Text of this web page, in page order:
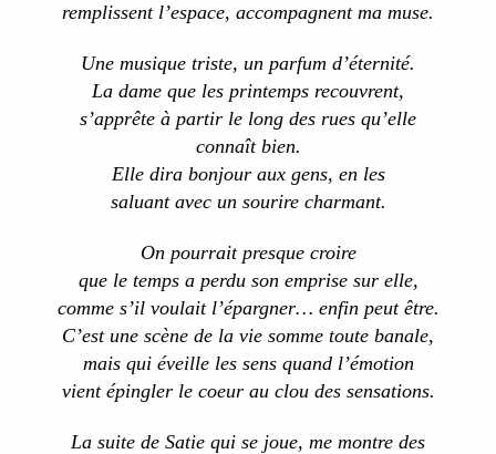
remplissent l’espace, accompagnent ma muse.
Une musique triste, un parfum d’éternité.
La dame que les printemps recouvrent,
s’apprête à partir le long des rues qu’elle
connaît bien.
Elle dira bonjour aux gens, en les
saluant avec un sourire charmant.
On pourrait presque croire
que le temps a perdu son emprise sur elle,
comme s’il voulait l’épargner… enfin peut être.
C’est une scène de la vie somme toute banale,
mais qui éveille les sens quand l’émotion
vient épingler le coeur au clou des sensations.
La suite de Satie qui se joue, me montre des